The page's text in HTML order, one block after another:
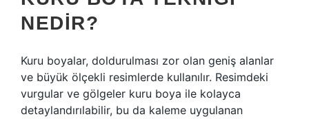
NEDIR?
Kuru boyalar, doldurulması zor olan geniş alanlar
ve büyük ölçekli resimlerde kullanılır. Resimdeki
vurgular ve gölgeler kuru boya ile kolayca
detaylandırılabilir, bu da kaleme uygulanan